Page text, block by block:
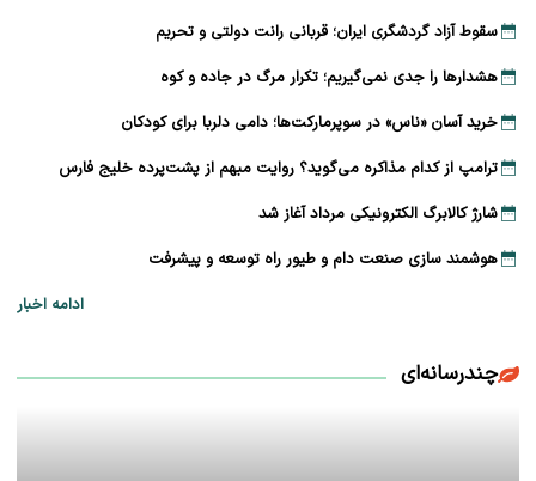
سقوط آزاد گردشگری ایران؛ قربانی رانت دولتی و تحریم
هشدارها را جدی نمی‌گیریم؛ تکرار مرگ در جاده و کوه
خرید آسان «ناس» در سوپرمارکت‌ها؛ دامی دلربا برای کودکان
ترامپ از کدام مذاکره می‌گوید؟ روایت مبهم از پشت‌پرده خلیج فارس
شارژ کالابرگ الکترونیکی مرداد آغاز شد
هوشمند سازی صنعت دام و طیور راه توسعه و پیشرفت
ادامه اخبار
چندرسانه‌ای